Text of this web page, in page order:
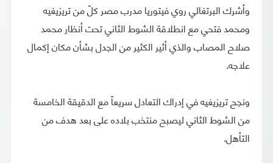
وأشرك البرتغالي روي فيتوريا مدرب مصر كلّ من تريزيغيه
ومحمد فتحي مع انطلاقة الشوط الثاني تحت أنظار محمد
صلاح المصاب والذي أثير الكثير من الجدل بشأن مكان إكمال
علاجه.
ونجح تريزيغيه في إدراك التعادل سريعاً مع الدقيقة الخامسة
من الشوط الثاني ليصبح منتخب بلاده على بعد هدف من
التأهل.